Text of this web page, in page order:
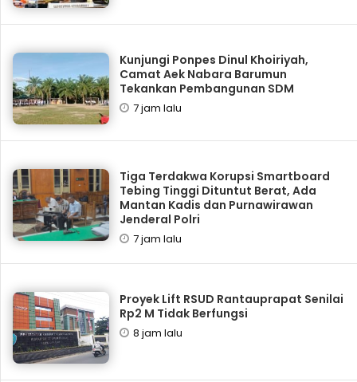
Kunjungi Ponpes Dinul Khoiriyah,
Camat Aek Nabara Barumun
Tekankan Pembangunan SDM
7 jam lalu
Tiga Terdakwa Korupsi Smartboard
Tebing Tinggi Dituntut Berat, Ada
Mantan Kadis dan Purnawirawan
Jenderal Polri
7 jam lalu
Proyek Lift RSUD Rantauprapat Senilai
Rp2 M Tidak Berfungsi
8 jam lalu